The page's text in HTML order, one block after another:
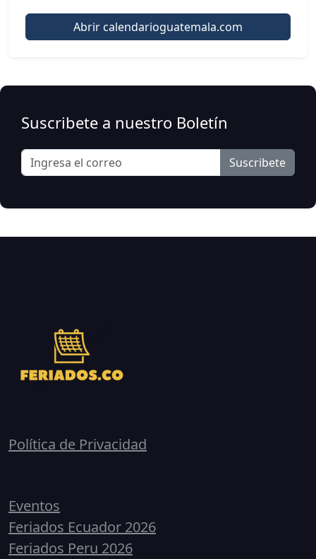
Abrir calendarioguatemala.com
Suscribete a nuestro Boletín
Suscribete
Política de Privacidad
Eventos
Feriados Ecuador 2026
Feriados Peru 2026